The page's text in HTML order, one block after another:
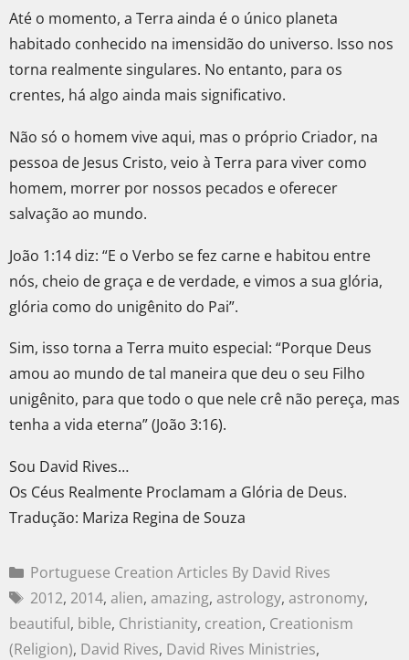
Até o momento, a Terra ainda é o único planeta
habitado conhecido na imensidão do universo. Isso nos
torna realmente singulares. No entanto, para os
crentes, há algo ainda mais significativo.
Não só o homem vive aqui, mas o próprio Criador, na
pessoa de Jesus Cristo, veio à Terra para viver como
homem, morrer por nossos pecados e oferecer
salvação ao mundo.
João 1:14 diz: “E o Verbo se fez carne e habitou entre
nós, cheio de graça e de verdade, e vimos a sua glória,
glória como do unigênito do Pai”.
Sim, isso torna a Terra muito especial: “Porque Deus
amou ao mundo de tal maneira que deu o seu Filho
unigênito, para que todo o que nele crê não pereça, mas
tenha a vida eterna” (João 3:16).
Sou David Rives…
Os Céus Realmente Proclamam a Glória de Deus.
Tradução: Mariza Regina de Souza
Portuguese Creation Articles By David Rives
2012, 2014, alien, amazing, astrology, astronomy,
beautiful, bible, Christianity, creation, Creationism
(Religion), David Rives, David Rives Ministries,